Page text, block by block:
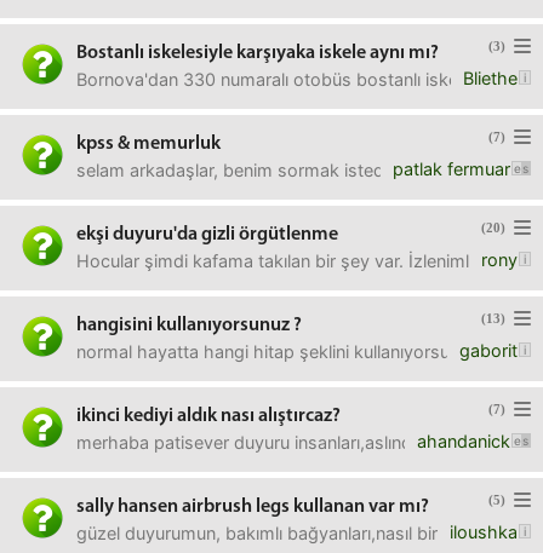
(3)
Bostanlı iskelesiyle karşıyaka iskele aynı mı?
Bliethe
Bornova'dan 330 numaralı otobüs bostanlı iskelesine
(7)
kpss & memurluk
patlak fermuar
selam arkadaşlar, benim sormak istediğim bir konu var.
(20)
ekşi duyuru'da gizli örgütlenme
rony
Hocular şimdi kafama takılan bir şey var. İzlenimlerime
(13)
hangisini kullanıyorsunuz ?
gaborit
normal hayatta hangi hitap şeklini kullanıyorsunuz ?
(7)
ikinci kediyi aldık nası alıştırcaz?
ahandanick
merhaba patisever duyuru insanları,aslında çok da
(5)
sally hansen airbrush legs kullanan var mı?
iloushka
güzel duyurumun, bakımlı bağyanları,nasıl bir ruh